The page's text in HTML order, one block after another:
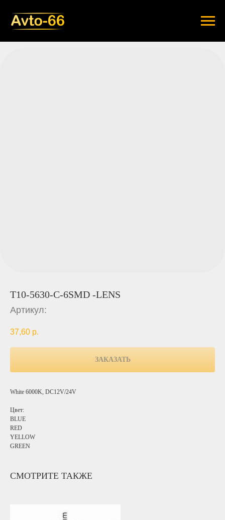
T10-5630-C-6SMD -LENS
Артикул:
37,60 р.
ЗАКАЗАТЬ
White 6000K, DC12V/24V
Цвет:
BLUE
RED
YELLOW
GREEN
СМОТРИТЕ ТАКЖЕ